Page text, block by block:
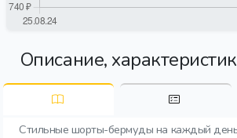
Описание,
Стильные шорты-бермуды на каждый